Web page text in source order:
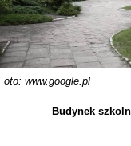
www.google.pl
Budynek